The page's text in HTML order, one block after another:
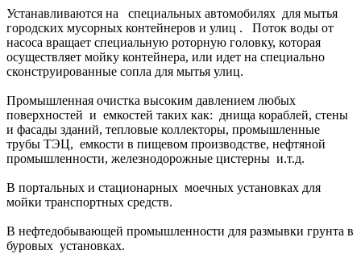
Устанавливаются на специальных автомобилях для мытья
городских мусорных контейнеров и улиц . Поток воды от
насоса вращает специальную роторную головку, которая
осуществляет мойку контейнера, или идет на специально
сконструированные сопла для мытья улиц.
Промышленная очистка высоким давлением любых
поверхностей и емкостей таких как: днища кораблей, стены
и фасады зданий, тепловые коллекторы, промышленные
трубы ТЭЦ, емкости в пищевом производстве, нефтяной
промышленности, железнодорожные цистерны и.т.д.
В портальных и стационарных моечных установках для
мойки транспортных средств.
В нефтедобывающей промышленности для размывки грунта в
буровых установках.